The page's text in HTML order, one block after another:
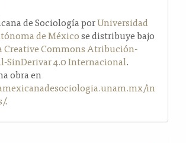
de Sociología porUniversidad
de Méxicose distribuye bajo
Creative Commons Atribución-
SinDerivar 4.0 Internacional.
obra en
in
.